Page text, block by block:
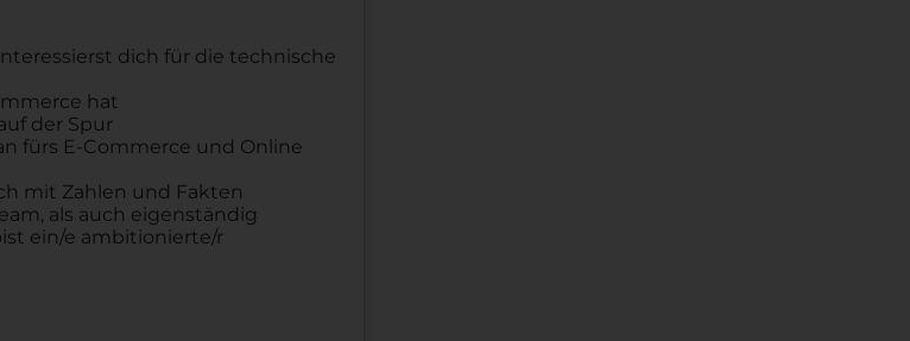
dich für die technische
hat
der Spur
fürs E-Commerce und Online
mit Zahlen und Fakten
als auch eigenständig
ein/e ambitionierte/r